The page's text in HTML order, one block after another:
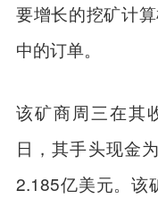
要增长的挖矿计
中的订单。
该矿商周三在其
日，其手头现金
2.185亿美元。该